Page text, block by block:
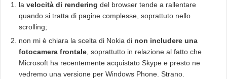
lavelocità di rendering del browser tende a rallentare
quando si tratta di pagine complesse, soprattuto nello
scrolling;
non mi è chiara la scelta di Nokia di non includere una
fotocamera frontale , soprattutto in relazione al fatto che
Microsoft ha recentemente acquistato Skype e presto ne
vedremo una versione per Windows Phone. Strano.